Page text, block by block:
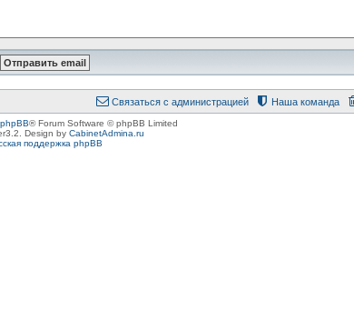
Наша команда
Связаться с администрацией
phpBB® Forum Software © phpBB Limited
Design by CabinetAdmina.ru
поддержка phpBB